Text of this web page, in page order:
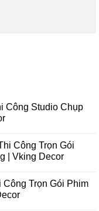
Công Studio Chụp
Công Trọn Gói
| Vking Decor
Trọn Gói Phim